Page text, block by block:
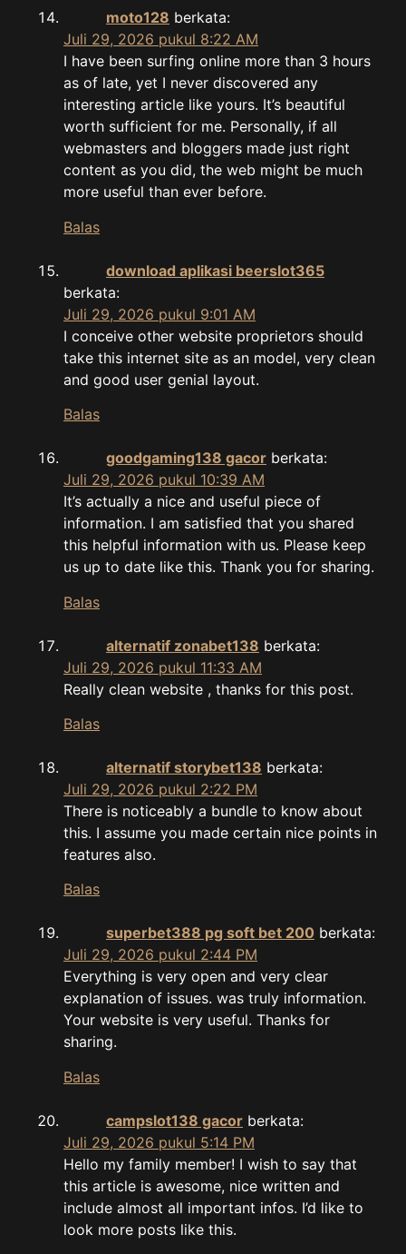
moto128 berkata:
Juli 29, 2026 pukul 8:22 AM
I have been surfing online more than 3 hours
as of late, yet I never discovered any
interesting article like yours. It’s beautiful
worth sufficient for me. Personally, if all
webmasters and bloggers made just right
content as you did, the web might be much
more useful than ever before.
Balas
download aplikasi beerslot365
berkata:
Juli 29, 2026 pukul 9:01 AM
I conceive other website proprietors should
take this internet site as an model, very clean
and good user genial layout.
Balas
goodgaming138 gacor berkata:
Juli 29, 2026 pukul 10:39 AM
It’s actually a nice and useful piece of
information. I am satisfied that you shared
this helpful information with us. Please keep
us up to date like this. Thank you for sharing.
Balas
alternatif zonabet138 berkata:
Juli 29, 2026 pukul 11:33 AM
Really clean website , thanks for this post.
Balas
alternatif storybet138 berkata:
Juli 29, 2026 pukul 2:22 PM
There is noticeably a bundle to know about
this. I assume you made certain nice points in
features also.
Balas
superbet388 pg soft bet 200 berkata:
Juli 29, 2026 pukul 2:44 PM
Everything is very open and very clear
explanation of issues. was truly information.
Your website is very useful. Thanks for
sharing.
Balas
campslot138 gacor berkata:
Juli 29, 2026 pukul 5:14 PM
Hello my family member! I wish to say that
this article is awesome, nice written and
include almost all important infos. I’d like to
look more posts like this.